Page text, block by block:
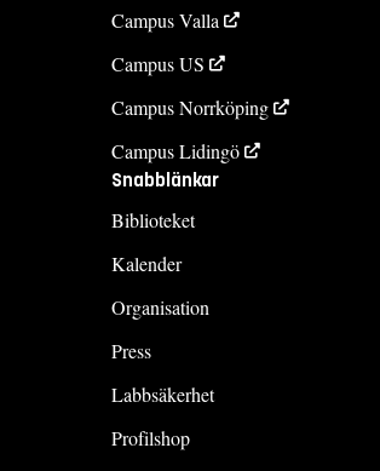
Campus Valla
Campus US
Campus Norrköping
Campus Lidingö
Snabblänkar
Biblioteket
Kalender
Organisation
Press
Labbsäkerhet
Profilshop